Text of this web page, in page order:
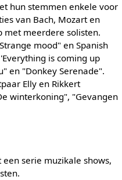
hun stemmen enkele voor
van Bach, Mozart en
met meerdere solisten.
mood" en Spanish
is coming up
en "Donkey Serenade".
Elly en Rikkert
winterkoning", "Gevangen
serie muzikale shows,